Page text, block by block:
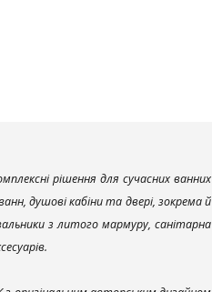
рішення для сучасних ванних
душові кабіни та двері, зокрема й
з литого мармуру, санітарна